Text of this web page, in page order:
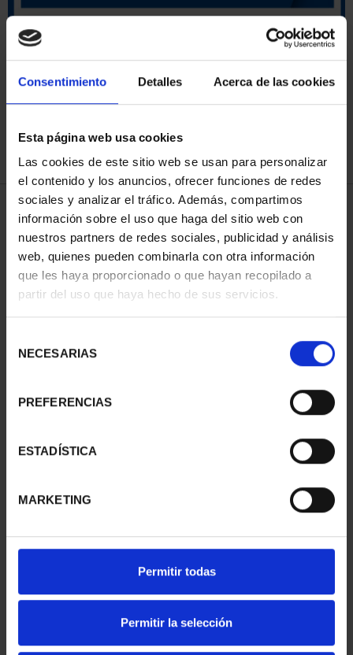
Consentimiento Detalles Acerca de las cookies
Esta página web usa cookies
Las cookies de este sitio web se usan para personalizar
el contenido y los anuncios, ofrecer funciones de redes
sociales y analizar el tráfico. Además, compartimos
información sobre el uso que haga del sitio web con
nuestros partners de redes sociales, publicidad y análisis
web, quienes pueden combinarla con otra información
que les haya proporcionado o que hayan recopilado a
partir del uso que haya hecho de sus servicios.
NECESARIAS
PREFERENCIAS
ESTADÍSTICA
MARKETING
Permitir todas
Permitir la selección
REFINAR
4 Productos encontrados
PROVINCIA 1
Sólo para usuarios
SUSCRIPCIÓN
CAPITALES DE
PROVINCIA 2
Sólo para usuarios
registrados